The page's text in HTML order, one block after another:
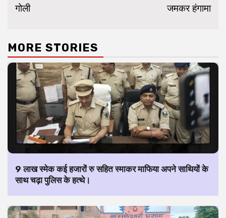
गोली
जमकर हंगामा
MORE STORIES
9 लाख स्मेक कई हजारों रु सहित स्माकर माफिया अपने साथियों के
साथ चढ़ा पुलिस के हत्थे।